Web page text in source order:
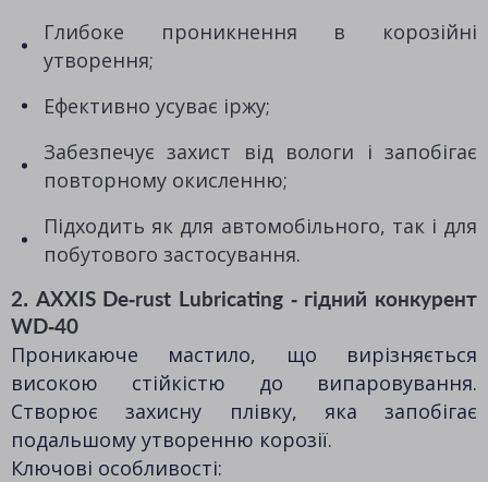
Глибоке проникнення в корозійні
утворення;
Ефективно усуває іржу;
Забезпечує захист від вологи і запобігає
повторному окисленню;
Підходить як для автомобільного, так і для
побутового застосування.
2. AXXIS De-rust Lubricating - гідний конкурент
WD-40
Проникаюче мастило, що вирізняється
високою стійкістю до випаровування.
Створює захисну плівку, яка запобігає
подальшому утворенню корозії.
Ключові особливості: